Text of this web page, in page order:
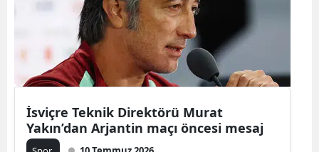
Niğde
Rize
İsviçre Teknik Direktörü Murat
Yakın’dan Arjantin maçı öncesi mesaj